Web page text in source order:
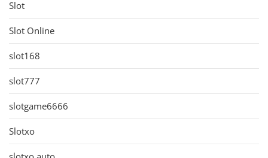
Slot
Slot Online
slot168
slot777
slotgame6666
Slotxo